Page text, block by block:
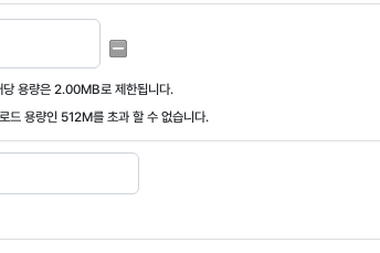
당 용량은 2.00MB로 제한됩니다.
드 용량인 512M를 초과 할 수 없습니다.